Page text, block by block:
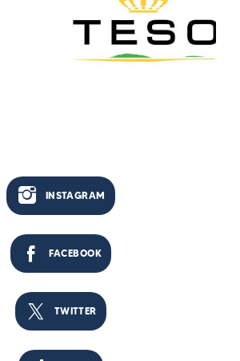
INSTAGRAM
FACEBOOK
TWITTER